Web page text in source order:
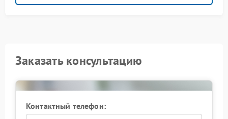
Заказать консультацию
Контактный телефон: